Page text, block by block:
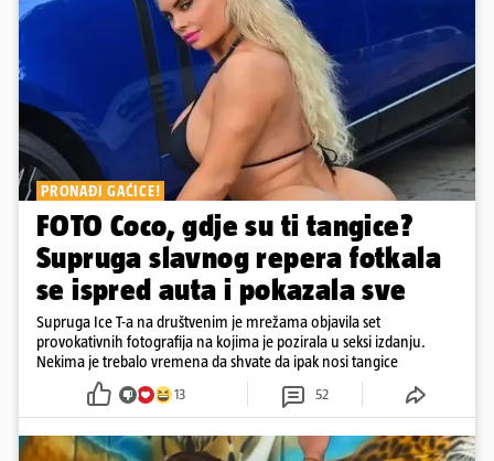
PRONAĐI GAĆICE!
FOTO Coco, gdje su ti tangice?
Supruga slavnog repera fotkala
se ispred auta i pokazala sve
Supruga Ice T-a na društvenim je mrežama objavila set
provokativnih fotografija na kojima je pozirala u seksi izdanju.
Nekima je trebalo vremena da shvate da ipak nosi tangice
13 52